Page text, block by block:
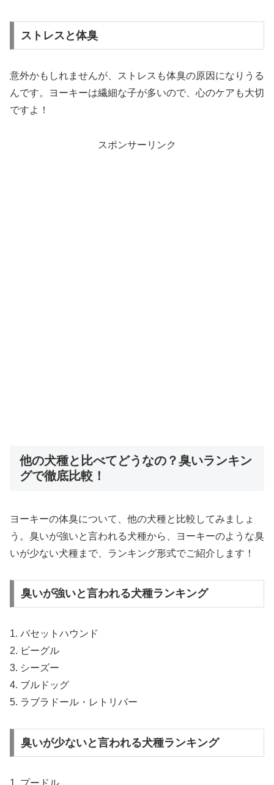
ストレスと体臭
意外かもしれませんが、ストレスも体臭の原因になりうる
んです。ヨーキーは繊細な子が多いので、心のケアも大切
ですよ！
スポンサーリンク
他の犬種と比べてどうなの？臭いランキン
グで徹底比較！
ヨーキーの体臭について、他の犬種と比較してみましょ
う。臭いが強いと言われる犬種から、ヨーキーのような臭
いが少ない犬種まで、ランキング形式でご紹介します！
臭いが強いと言われる犬種ランキング
1. バセットハウンド
2. ビーグル
3. シーズー
4. ブルドッグ
5. ラブラドール・レトリバー
臭いが少ないと言われる犬種ランキング
1. プードル